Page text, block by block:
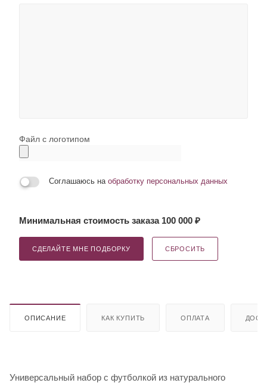
Файл с логотипом
Соглашаюсь на обработку персональных данных
Минимальная стоимость заказа 100 000 ₽
СДЕЛАЙТЕ МНЕ ПОДБОРКУ СБРОСИТЬ
ОПИСАНИЕ КАК КУПИТЬ ОПЛАТА
Универсальный набор с футболкой из натурального